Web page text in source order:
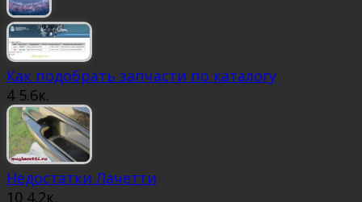
Как подобрать запчасти по каталогу
4 5.6к.
Недостатки Лачетти
10 4.2к.